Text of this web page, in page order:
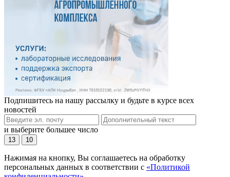
Подпишитесь на нашу рассылку и будьте в курсе всех
новостей
и выберите большее число
13 10
Нажимая на кнопку, Вы соглашаетесь на обработку
персональных данных в соответствии с «Политикой